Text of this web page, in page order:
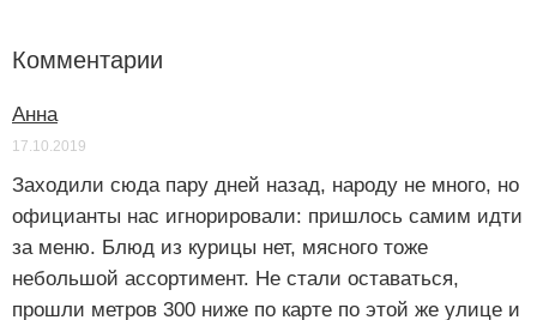
Комментарии
Анна
17.10.2019
Заходили сюда пару дней назад, народу не много, но
официанты нас игнорировали: пришлось самим идти
за меню. Блюд из курицы нет, мясного тоже
небольшой ассортимент. Не стали оставаться,
прошли метров 300 ниже по карте по этой же улице и